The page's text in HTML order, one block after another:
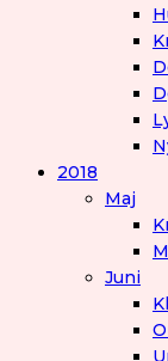
2018
Maj
Juni